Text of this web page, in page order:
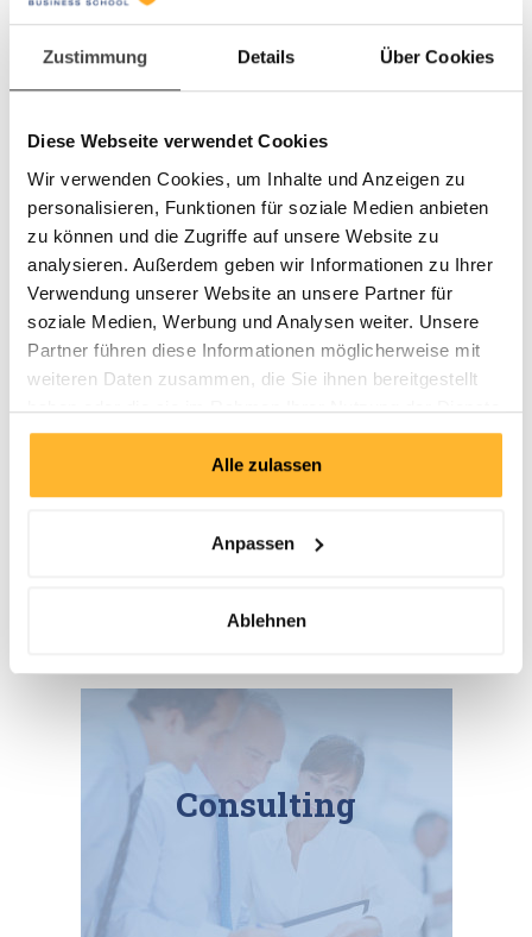
Zustimmung Details Über Cookies
Diese Webseite verwendet Cookies
Wir verwenden Cookies, um Inhalte und Anzeigen zu
personalisieren, Funktionen für soziale Medien anbieten
zu können und die Zugriffe auf unsere Website zu
analysieren. Außerdem geben wir Informationen zu Ihrer
Verwendung unserer Website an unsere Partner für
soziale Medien, Werbung und Analysen weiter. Unsere
Partner führen diese Informationen möglicherweise mit
weiteren Daten zusammen, die Sie ihnen bereitgestellt
haben oder die sie im Rahmen Ihrer Nutzung der Dienste
gesammelt haben.
Alle zulassen
Anpassen
Ablehnen
Individualisiertes
Lernen
Inhouse
Consulting